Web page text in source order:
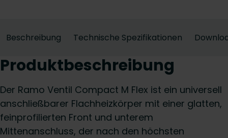
Beschreibung Technische Spezifikationen
Produktbeschreibung
Der Ramo Ventil Compact M Flex ist ein universell
anschließbarer Flachheizkörper mit einer glatten,
feinprofilierten Front und unterem
Mittenanschluss, der nach den höchsten